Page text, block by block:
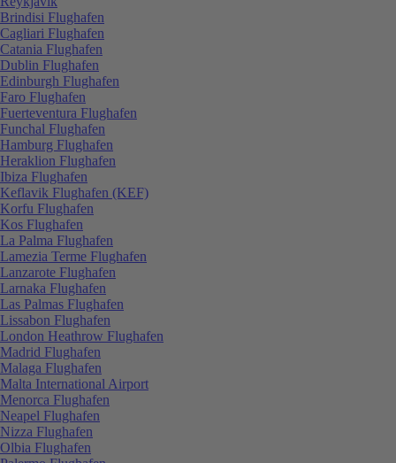
Brindisi Flughafen
Cagliari Flughafen
Catania Flughafen
Dublin Flughafen
Edinburgh Flughafen
Faro Flughafen
Fuerteventura Flughafen
Funchal Flughafen
Hamburg Flughafen
Heraklion Flughafen
Ibiza Flughafen
Keflavik Flughafen (KEF)
Korfu Flughafen
Kos Flughafen
La Palma Flughafen
Lamezia Terme Flughafen
Lanzarote Flughafen
Larnaka Flughafen
Las Palmas Flughafen
Lissabon Flughafen
London Heathrow Flughafen
Madrid Flughafen
Malaga Flughafen
Malta International Airport
Menorca Flughafen
Neapel Flughafen
Nizza Flughafen
Olbia Flughafen